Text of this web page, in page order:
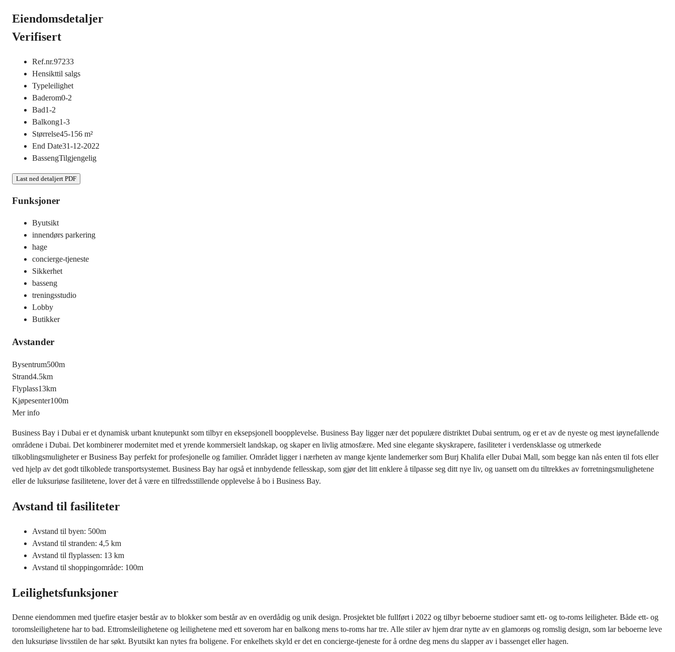
Eiendomsdetaljer
Verifisert
Ref.nr.97233
Hensikttil salgs
Typeleilighet
Baderom0-2
Bad1-2
Balkong1-3
Størrelse45-156 m²
End Date31-12-2022
BassengTilgjengelig
Last ned detaljert PDF
Funksjoner
Byutsikt
innendørs parkering
hage
concierge-tjeneste
Sikkerhet
basseng
treningsstudio
Lobby
Butikker
Avstander
Bysentrum500m
Strand4.5km
Flyplass13km
Kjøpesenter100m
Mer info
Business Bay i Dubai er et dynamisk urbant knutepunkt som tilbyr en eksepsjonell boopplevelse. Business Bay ligger nær det populære distriktet Dubai sentrum, og er et av de nyeste og mest iøynefallende
områdene i Dubai. Det kombinerer modernitet med et yrende kommersielt landskap, og skaper en livlig atmosfære. Med sine elegante skyskrapere, fasiliteter i verdensklasse og utmerkede
tilkoblingsmuligheter er Business Bay perfekt for profesjonelle og familier. Området ligger i nærheten av mange kjente landemerker som Burj Khalifa eller Dubai Mall, som begge kan nås enten til fots eller
ved hjelp av det godt tilkoblede transportsystemet. Business Bay har også et innbydende fellesskap, som gjør det litt enklere å tilpasse seg ditt nye liv, og uansett om du tiltrekkes av forretningsmulighetene
eller de luksuriøse fasilitetene, lover det å være en tilfredsstillende opplevelse å bo i Business Bay.
Avstand til fasiliteter
Avstand til byen: 500m
Avstand til stranden: 4,5 km
Avstand til flyplassen: 13 km
Avstand til shoppingområde: 100m
Leilighetsfunksjoner
Denne eiendommen med tjuefire etasjer består av to blokker som består av en overdådig og unik design. Prosjektet ble fullført i 2022 og tilbyr beboerne studioer samt ett- og to-roms leiligheter. Både ett- og
toromsleilighetene har to bad. Ettromsleilighetene og leilighetene med ett soverom har en balkong mens to-roms har tre. Alle stiler av hjem drar nytte av en glamorøs og romslig design, som lar beboerne leve
den luksuriøse livsstilen de har søkt. Byutsikt kan nytes fra boligene. For enkelhets skyld er det en concierge-tjeneste for å ordne deg mens du slapper av i bassenget eller hagen.